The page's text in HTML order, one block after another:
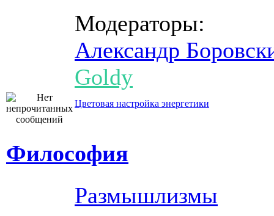
Модераторы:
Александр
Goldy
Цветовая настройка энергетики
Философия
Размышлизмы